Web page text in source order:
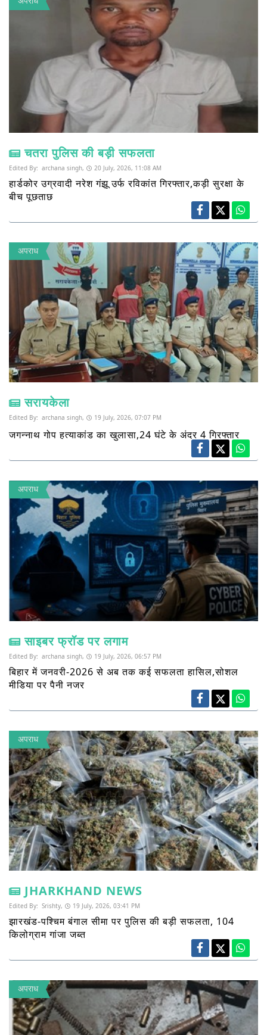
चतरा पुलिस की बड़ी सफलता
Edited By: archana singh, 20 July, 2026, 11:08 AM
हार्डकोर उग्रवादी नरेश गंझू उर्फ रविकांत गिरफ्तार,कड़ी सुरक्षा के
बीच पूछताछ
अपराध
सरायकेला
Edited By: archana singh, 19 July, 2026, 07:07 PM
जगन्नाथ गोप हत्याकांड का खुलासा,24 घंटे के अंदर 4 गिरफ्तार
अपराध
साइबर फ्रॉड पर लगाम
Edited By: archana singh, 19 July, 2026, 06:57 PM
बिहार में जनवरी-2026 से अब तक कई सफलता हासिल,सोशल
मीडिया पर पैनी नजर
अपराध
JHARKHAND NEWS
Edited By: Srishty, 19 July, 2026, 03:41 PM
झारखंड-पश्चिम बंगाल सीमा पर पुलिस की बड़ी सफलता, 104
किलोग्राम गांजा जब्त
अपराध